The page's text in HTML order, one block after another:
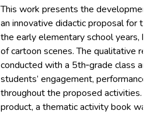
This work presents the
an innovative didactic proposal for
the early elementary school years,
of cartoon scenes. The qualitative
conducted with a 5th‑grade class
students’ engagement,
throughout the proposed activities.
product, a thematic activity book